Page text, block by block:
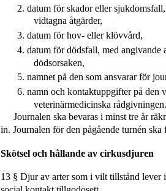
2. datum för skador eller
vidtagna åtgärder,
3. datum för hov- eller klövvård,
4. datum för dödsfall, med
dödsorsaken,
5. namnet på den som ansvarar för
6. namn och kontaktuppgifter på den
veterinärmedicinska rådgivningen.
Journalen ska bevaras i minst tre år
in. Journalen för den pågående turnén
Skötsel och hållande av cirkusdjuren
13 § Djur av arter som i vilt tillstånd lever